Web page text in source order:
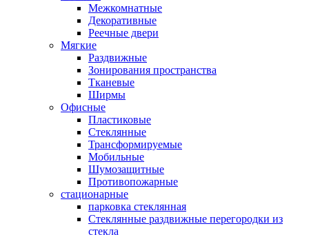
Межкомнатные
Декоративные
Реечные двери
Мягкие
Раздвижные
Зонирования пространства
Тканевые
Ширмы
Офисные
Пластиковые
Стеклянные
Трансформируемые
Мобильные
Шумозащитные
Противопожарные
стационарные
парковка стеклянная
Стеклянные раздвижные перегородки из
стекла